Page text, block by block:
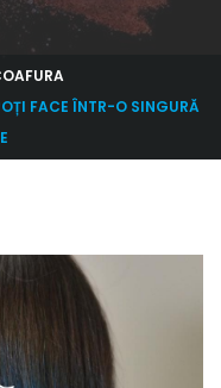
FACE ÎNTR-O SINGURĂ